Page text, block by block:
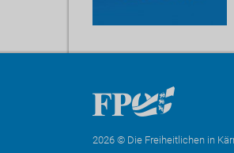
2026 © Die Freiheitlichen in